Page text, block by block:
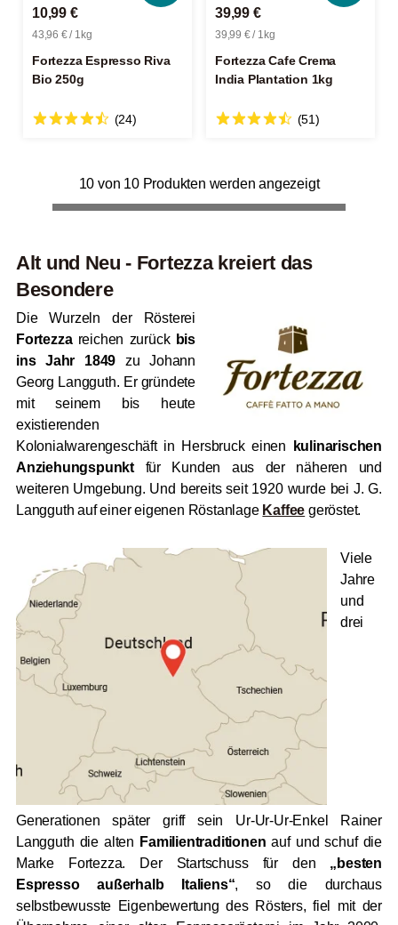
10,99 €
43,96 € / 1kg
Fortezza Espresso Riva
Bio 250g
(24)
39,99 €
39,99 € / 1kg
Fortezza Cafe Crema
India Plantation 1kg
(51)
10 von 10 Produkten werden angezeigt
Alt und Neu - Fortezza kreiert das
Besondere
Die Wurzeln der Rösterei
Fortezzareichen zurück bis
ins Jahr 1849 zu Johann
Georg Langguth. Er gründete
mit seinem bis heute
existierenden
Kolonialwarengeschäft in Hersbruck einen
kulinarischen
Anziehungspunkt für Kunden aus der näheren und
weiteren Umgebung. Und bereits seit 1920 wurde bei J. G.
Langguth auf einer eigenen Röstanlage Kaffee geröstet.
Viele
Jahre
und
drei
Generationen später griff sein Ur-Ur-Ur-Enkel Rainer
Langguth die alten Familientraditionen auf und schuf die
Marke Fortezza. Der Startschuss für den „besten
Espresso außerhalb Italiens“, so die durchaus
selbstbewusste Eigenbewertung des Rösters, fiel mit der